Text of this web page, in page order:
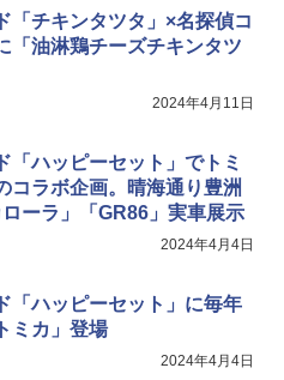
イスキー 4000ml サントリー 大
ットル
ー シングルモルト ウイスキー
of the Distillery 2026 化粧箱
ードル カップヌードルPRO シ
ヌードル 高たんぱく&低糖質 さ
控えめ 78g×12個
だし麺 千葉県産はまぐりだ
めん 108g×10袋 保存食 備蓄
東芝) スチームオーブンレン
ーム ER-D80A(K) ブラック 25
理 フラットテーブル 電子レン
ミリー
ウォーターオーブン ヘルシオ
B ブラック 30L 2段調理 コンベ
トースト機能
「チキンタツタ」×名探偵コ
「油淋鶏チーズチキンタツ
2024年4月11日
「ハッピーセット」でトミ
コラボ企画。晴海通り豊洲
ーラ」「GR86」実車展示
2024年4月4日
「ハッピーセット」に毎年
ミカ」登場
2024年4月4日